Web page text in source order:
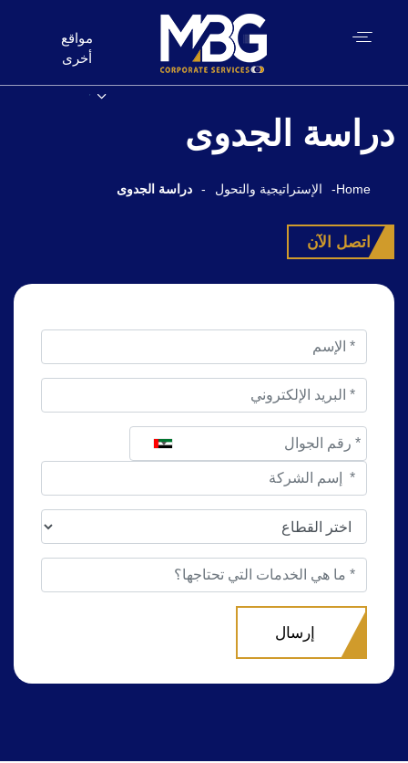
مواقع
أخرى
دراسة الجدوى
Home
- الإستراتيجية والتحول - دراسة الجدوى
اتصل الآن